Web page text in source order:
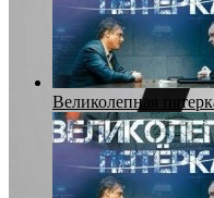
Великолепная